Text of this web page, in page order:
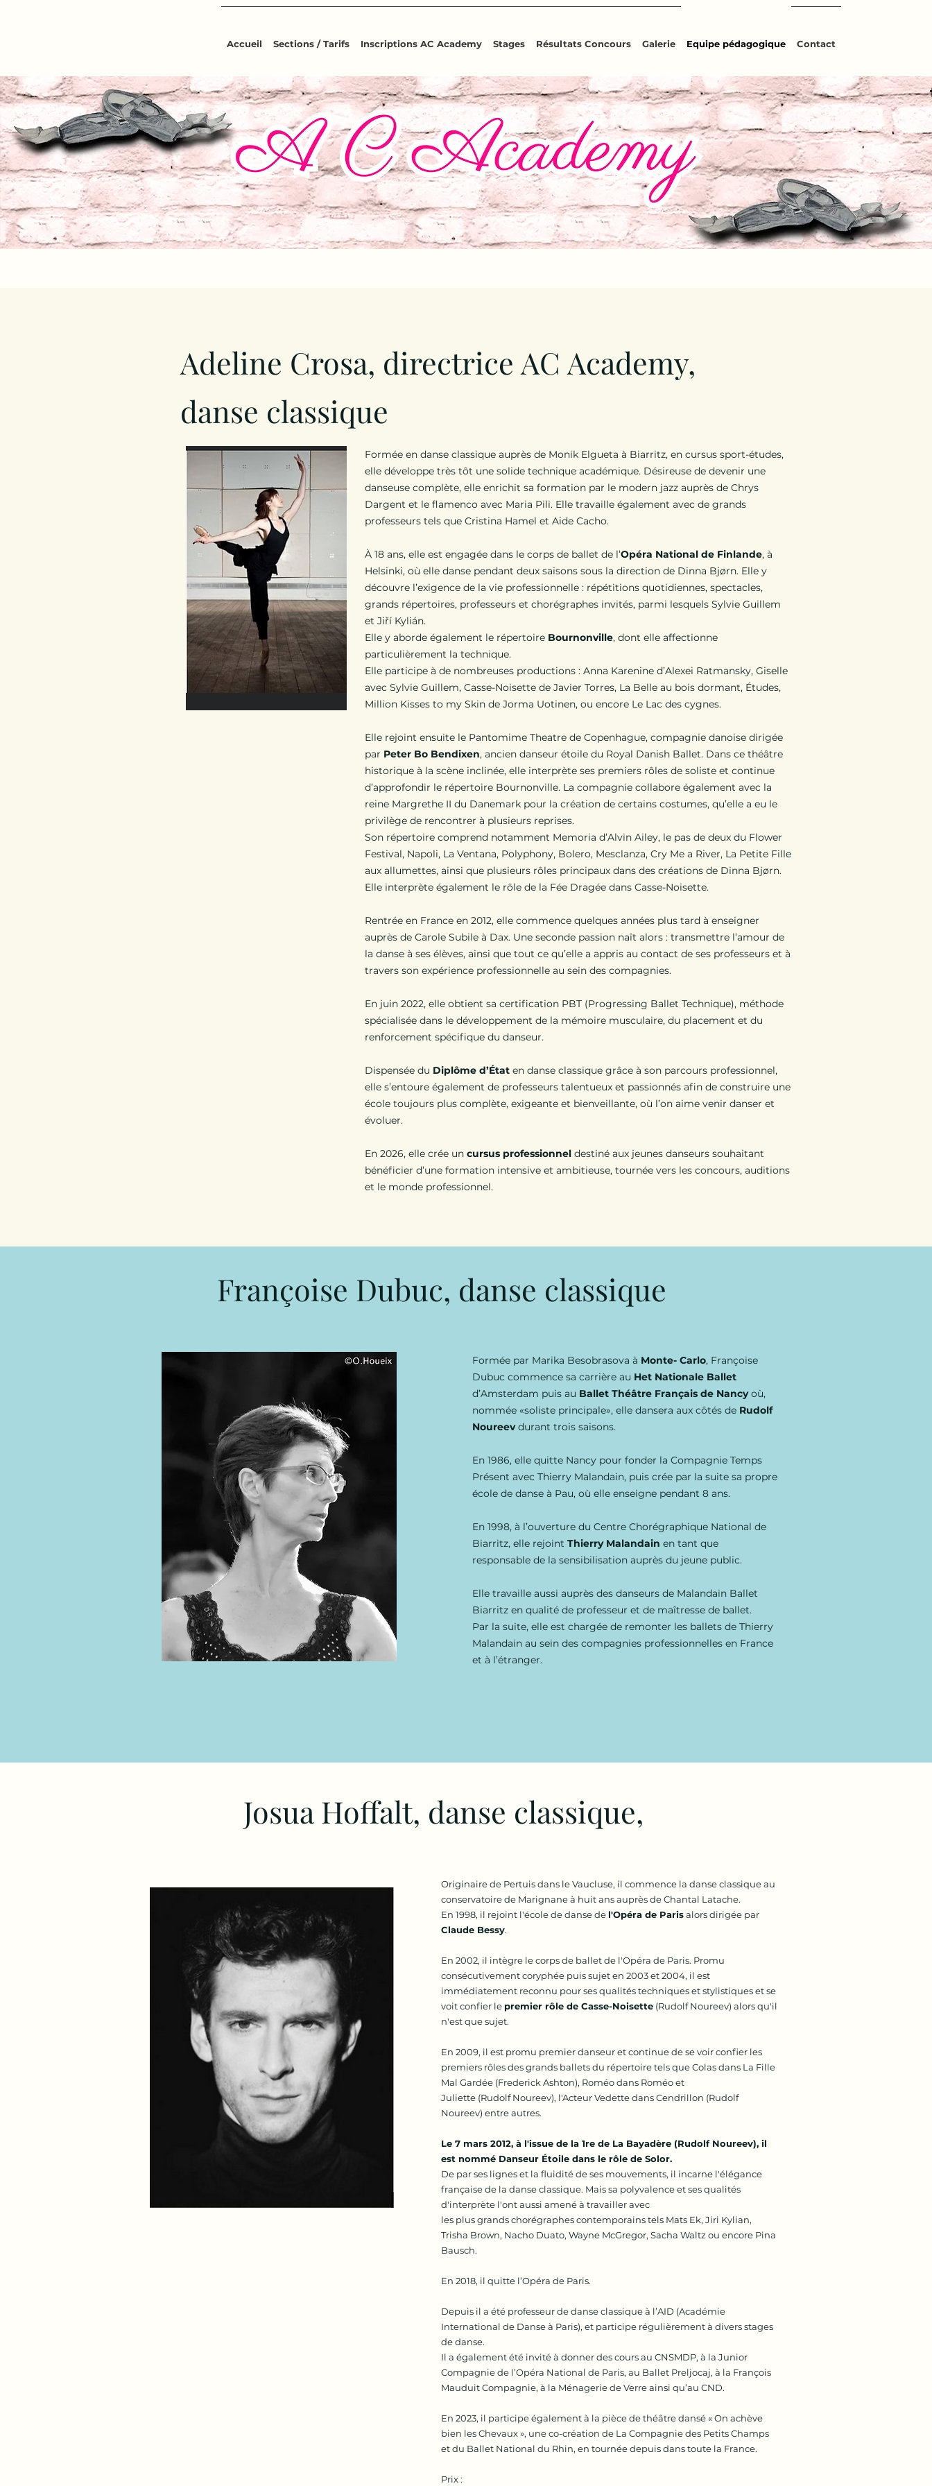
Accueil Sections / Tarifs Inscriptions AC Academy Stages Résultats Concours Galerie Equipe pédagogique Contact
Adeline Crosa, directrice AC Academy,
danse classique
Formée en danse classique auprès de Monik Elgueta à Biarritz, en cursus sport-études,
elle développe très tôt une solide technique académique. Désireuse de devenir une
danseuse complète, elle enrichit sa formation par le modern jazz auprès de Chrys
Dargent et le flamenco avec Maria Pili. Elle travaille également avec de grands
professeurs tels que Cristina Hamel et Aide Cacho.
À 18 ans, elle est engagée dans le corps de ballet de l’Opéra National de Finlande, à
Helsinki, où elle danse pendant deux saisons sous la direction de Dinna Bjørn. Elle y
découvre l’exigence de la vie professionnelle : répétitions quotidiennes, spectacles,
grands répertoires, professeurs et chorégraphes invités, parmi lesquels Sylvie Guillem
et Jiří Kylián.
Elle y aborde également le répertoire Bournonville, dont elle affectionne
particulièrement la technique.
Elle participe à de nombreuses productions : Anna Karenine d’Alexei Ratmansky, Giselle
avec Sylvie Guillem, Casse-Noisette de Javier Torres, La Belle au bois dormant, Études,
Million Kisses to my Skin de Jorma Uotinen, ou encore Le Lac des cygnes.
Elle rejoint ensuite le Pantomime Theatre de Copenhague, compagnie danoise dirigée
par Peter Bo Bendixen, ancien danseur étoile du Royal Danish Ballet. Dans ce théâtre
historique à la scène inclinée, elle interprète ses premiers rôles de soliste et continue
d’approfondir le répertoire Bournonville. La compagnie collabore également avec la
reine Margrethe II du Danemark pour la création de certains costumes, qu’elle a eu le
privilège de rencontrer à plusieurs reprises.
Son répertoire comprend notamment Memoria d’Alvin Ailey, le pas de deux du Flower
Festival, Napoli, La Ventana, Polyphony, Bolero, Mesclanza, Cry Me a River, La Petite Fille
aux allumettes, ainsi que plusieurs rôles principaux dans des créations de Dinna Bjørn.
Elle interprète également le rôle de la Fée Dragée dans Casse-Noisette.
Rentrée en France en 2012, elle commence quelques années plus tard à enseigner
auprès de Carole Subile à Dax. Une seconde passion naît alors : transmettre l’amour de
la danse à ses élèves, ainsi que tout ce qu’elle a appris au contact de ses professeurs et à
travers son expérience professionnelle au sein des compagnies.
En juin 2022, elle obtient sa certification PBT (Progressing Ballet Technique), méthode
spécialisée dans le développement de la mémoire musculaire, du placement et du
renforcement spécifique du danseur.
Dispensée du Diplôme d’État en danse classique grâce à son parcours professionnel,
elle s’entoure également de professeurs talentueux et passionnés afin de construire une
école toujours plus complète, exigeante et bienveillante, où l’on aime venir danser et
évoluer.
En 2026, elle crée un cursus professionnel destiné aux jeunes danseurs souhaitant
bénéficier d’une formation intensive et ambitieuse, tournée vers les concours, auditions
et le monde professionnel.
Françoise Dubuc, danse classique
Formée par Marika Besobrasova à Monte- Carlo, Françoise
Dubuc commence sa carrière au Het Nationale Ballet
d’Amsterdam puis au Ballet Théâtre Français de Nancyoù,
nommée «soliste principale», elle dansera aux côtés de Rudolf
Noureevdurant trois saisons.
En 1986, elle quitte Nancy pour fonder la Compagnie Temps
Présent avec Thierry Malandain, puis crée par la suite sa propre
école de danse à Pau, où elle enseigne pendant 8 ans.
En 1998, à l’ouverture du Centre Chorégraphique National de
Biarritz, elle rejoint Thierry Malandain en tant que
responsable de la sensibilisation auprès du jeune public.
Elle travaille aussi auprès des danseurs de Malandain Ballet
Biarritz en qualité de professeur et de maîtresse de ballet.
Par la suite, elle est chargée de remonter les ballets de Thierry
Malandain au sein des compagnies professionnelles en France
et à l’étranger.
Josua Hoffalt, danse classique,
Originaire de Pertuis dans le Vaucluse, il commence la danse classique au
conservatoire de Marignane à huit ans auprès de Chantal Latache.
En 1998, il rejoint l'école de danse de l'Opéra de Parisalors dirigée par
Claude Bessy.
En 2002, il intègre le corps de ballet de l'Opéra de Paris. Promu
consécutivement coryphée puis sujet en 2003 et 2004, il est
immédiatement reconnu pour ses qualités techniques et stylistiques et se
voit confier le premier rôle de Casse-Noisette (Rudolf Noureev) alors qu'il
n'est que sujet.
En 2009, il est promu premier danseur et continue de se voir confier les
premiers rôles des grands ballets du répertoire tels que Colas dans La Fille
Mal Gardée (Frederick Ashton), Roméo dans Roméo et
Juliette (Rudolf Noureev), l'Acteur Vedette dans Cendrillon (Rudolf
Noureev) entre autres.
Le 7 mars 2012, à l'issue de la 1re de La Bayadère (Rudolf Noureev), il
est nommé Danseur Étoile dans le rôle de Solor.
De par ses lignes et la fluidité de ses mouvements, il incarne l'élégance
française de la danse classique. Mais sa polyvalence et ses qualités
d'interprète l'ont aussi amené à travailler avec
les plus grands chorégraphes contemporains tels Mats Ek, Jiri Kylian,
Trisha Brown, Nacho Duato, Wayne McGregor, Sacha Waltz ou encore Pina
Bausch.
En 2018, il quitte l’Opéra de Paris.
Depuis il a été professeur de danse classique à l’AID (Académie
International de Danse à Paris), et participe régulièrement à divers stages
de danse.
Il a également été invité à donner des cours au CNSMDP, à la Junior
Compagnie de l’Opéra National de Paris, au Ballet Preljocaj, à la François
Mauduit Compagnie, à la Ménagerie de Verre ainsi qu’au CND.
En 2023, il participe également à la pièce de théâtre dansé « On achève
bien les Chevaux », une co-création de La Compagnie des Petits Champs
et du Ballet National du Rhin, en tournée depuis dans toute la France.
Prix :